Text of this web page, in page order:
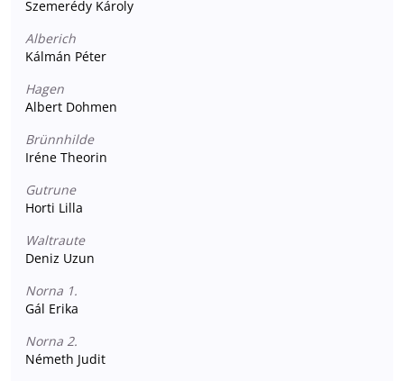
Szemerédy Károly
Alberich
Kálmán Péter
Hagen
Albert Dohmen
Brünnhilde
Iréne Theorin
Gutrune
Horti Lilla
Waltraute
Deniz Uzun
Norna 1.
Gál Erika
Norna 2.
Németh Judit